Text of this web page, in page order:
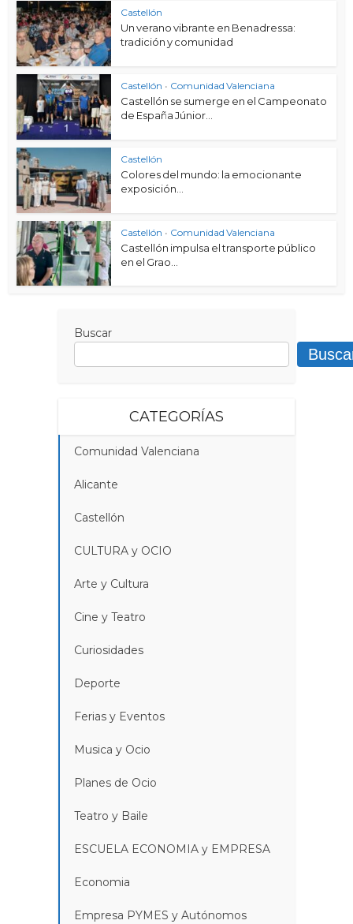
Castellón
Un verano vibrante en Benadressa:
tradición y comunidad
Castellón • Comunidad Valenciana
Castellón se sumerge en el Campeonato
de España Júnior...
Castellón
Colores del mundo: la emocionante
exposición...
Castellón • Comunidad Valenciana
Castellón impulsa el transporte público
en el Grao...
Buscar
CATEGORÍAS
Comunidad Valenciana
Alicante
Castellón
CULTURA y OCIO
Arte y Cultura
Cine y Teatro
Curiosidades
Deporte
Ferias y Eventos
Musica y Ocio
Planes de Ocio
Teatro y Baile
ESCUELA ECONOMIA y EMPRESA
Economia
Empresa PYMES y Autónomos